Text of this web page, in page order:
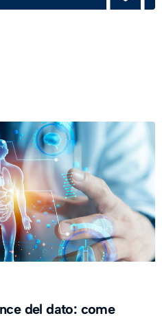
del dato: come